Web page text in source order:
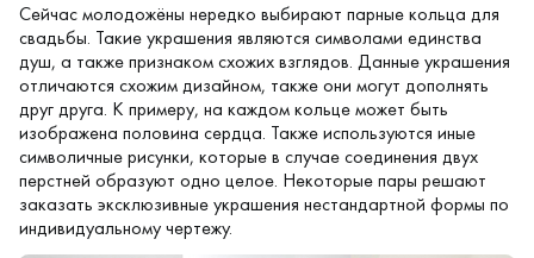
Сейчас молодожёны нередко выбирают парные кольца для
свадьбы. Такие украшения являются символами единства
душ, а также признаком схожих взглядов. Данные украшения
отличаются схожим дизайном, также они могут дополнять
друг друга. К примеру, на каждом кольце может быть
изображена половина сердца. Также используются иные
символичные рисунки, которые в случае соединения двух
перстней образуют одно целое. Некоторые пары решают
заказать эксклюзивные украшения нестандартной формы по
индивидуальному чертежу.